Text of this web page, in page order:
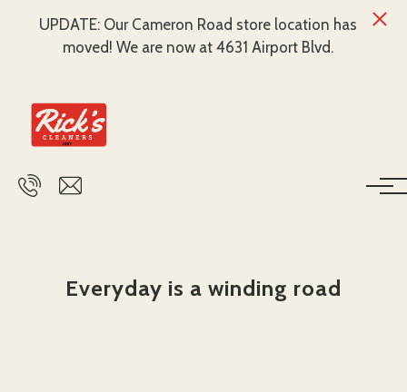
Skip to main content
UPDATE: Our Cameron Road store location has
moved! We are now at 4631 Airport Blvd.
Everyday is a winding road